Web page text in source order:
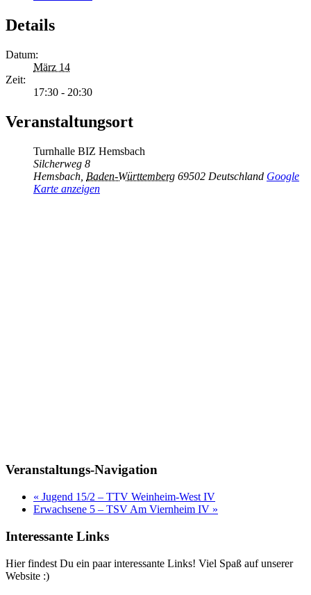
Details
Datum:
März 14
Zeit:
17:30 - 20:30
Veranstaltungsort
Turnhalle BIZ Hemsbach
Silcherweg 8
Hemsbach Baden-Württemberg 69502 Deutschland Google
Karte anzeigen
Veranstaltungs-Navigation
« Jugend 15/2 – TTV Weinheim-West IV
Erwachsene 5 – TSV Am Viernheim IV »
Interessante Links
Hier findest Du ein paar interessante Links! Viel Spaß auf unserer
Website :)